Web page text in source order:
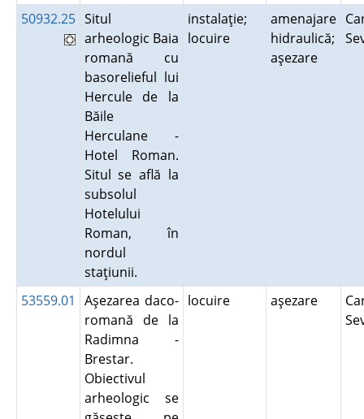
50932.25 Situl
arheologic Baia
romană cu
basorelieful lui
Hercule de la
Băile
Herculane -
Hotel Roman.
Situl se află la
subsolul
Hotelului
Roman, în
nordul
staţiunii.
instalaţie;
locuire
amenajare
hidraulică;
aşezare
53559.01
Aşezarea daco-
romană de la
Radimna -
Brestar.
Obiectivul
arheologic se
locuire aşezare